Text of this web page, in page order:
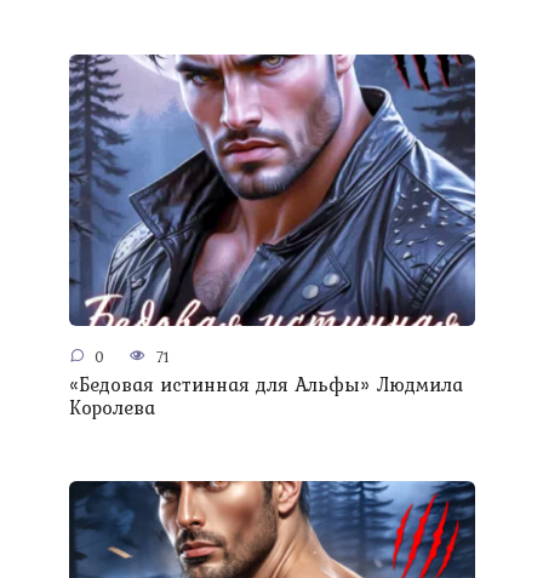
0 71
«Бедовая истинная для Альфы» Людмила
Королева